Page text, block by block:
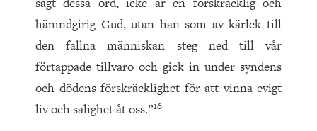
hämndgirig Gud, utan han som av kärlek till
den fallna människan steg ned till vår
förtappade tillvaro och gick in under syndens
och dödens förskräcklighet för att vinna evigt
liv och salighet åt oss.”16